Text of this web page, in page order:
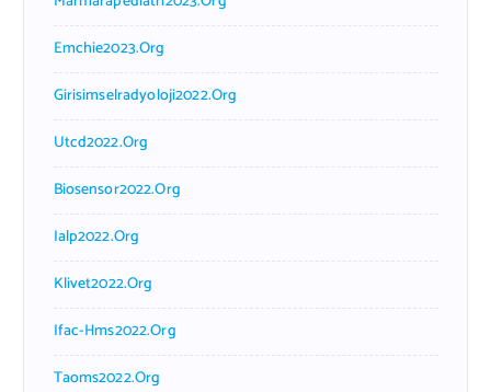
Emchie2023.org
Girisimselradyoloji2022.org
Utcd2022.org
Biosensor2022.org
Ialp2022.org
Klivet2022.org
Ifac-Hms2022.org
Taoms2022.org